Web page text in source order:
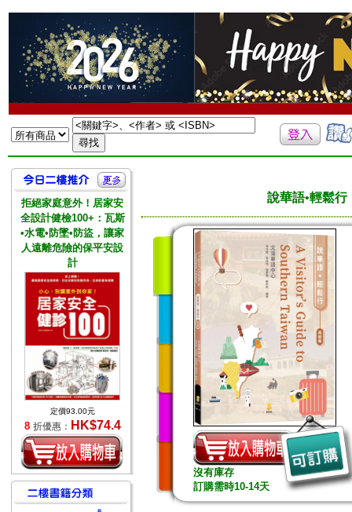
拒絕家庭意外！居家安
全設計健檢100+：瓦斯
•水電•防墜•防盜，讓家
人遠離危險的保平安設
計
定價93.00元
8 折優惠： HK$74.4
說華語•輕鬆行
沒有庫存
訂購需時10-14天